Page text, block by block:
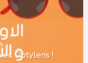
Optylens !